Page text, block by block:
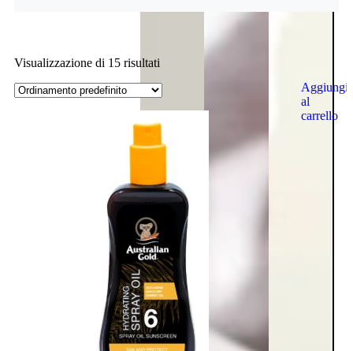
Aggiungi
al
carrello
Visualizzazione di 15 risultati